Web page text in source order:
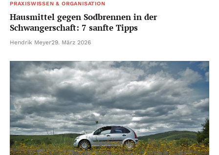
PRAXISWISSEN & ORGANISATION
Hausmittel gegen Sodbrennen in der
Schwangerschaft: 7 sanfte Tipps
Hendrik Meyer29. März 2026